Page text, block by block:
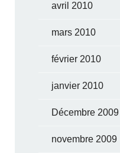
avril 2010
mars 2010
février 2010
janvier 2010
Décembre 2009
novembre 2009